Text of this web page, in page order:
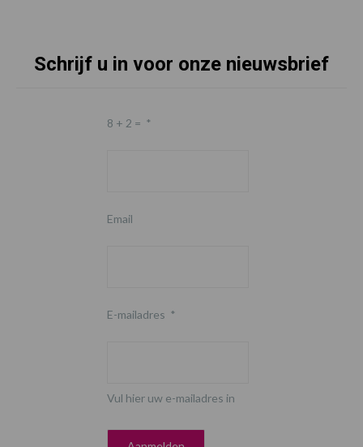
Schrijf u in voor onze nieuwsbrief
8 + 2 = *
Email
E-mailadres *
Vul hier uw e-mailadres in